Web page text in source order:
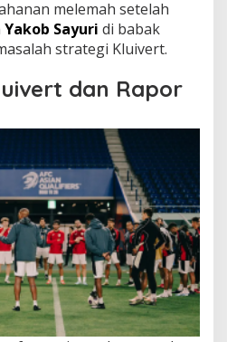
melemah setelah
Yakob Sayuri di babak
strategi Kluivert.
dan Rapor